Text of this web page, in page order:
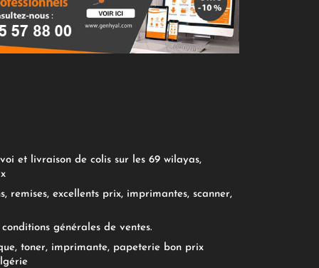
et livraison de colis sur les 69 wilayas,
remises, excellents prix, imprimantes, scanner,
générales de ventes.
toner, imprimante, papeterie bon prix